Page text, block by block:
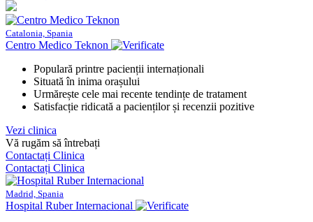
Catalonia, Spania
Centro Medico Teknon
Populară printre pacienții internaționali
Situată în inima orașului
Urmărește cele mai recente tendințe de tratament
Satisfacție ridicată a pacienților și recenzii pozitive
Vezi clinica
Vă rugăm să întrebați
Contactați Clinica
Contactați Clinica
Madrid, Spania
Hospital Ruber Internacional